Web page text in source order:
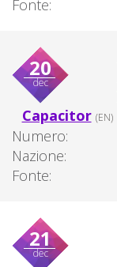
Fonte:
20
dec
Capacitor (EN)
Numero:
Nazione:
Fonte:
21
dec